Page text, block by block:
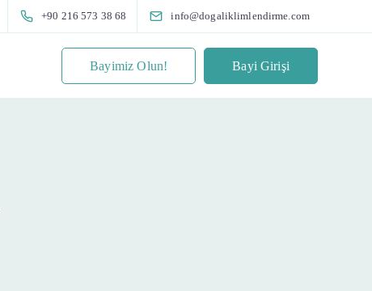
+90 216 573 38 68 info@dogaliklimlendirme.com
Bayimiz Olun! Bayi Girişi